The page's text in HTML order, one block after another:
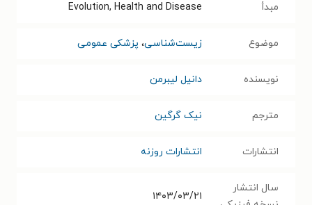
مبدأ
Evolution, Health and Disease
موضوع زیست‌شناسی، پزشکی عمومی
نویسنده دانیل لیبرمن
مترجم نیک گرگین
انتشارات انتشارات روزنه
سال انتشار
۱۴۰۳/۰۳/۲۱